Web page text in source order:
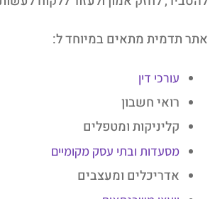
אתר תדמית מתאים במיוחד ל:
עורכי דין
רואי חשבון
קליניקות ומטפלים
מסעדות ובתי עסק מקומיים
אדריכלים ומעצבים